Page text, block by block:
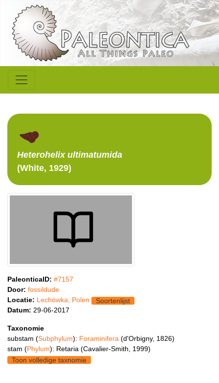
Heterohelixultimatumida
(White, 1929)
PaleonticaID: #7157
Door: fossildude
Locatie: Lechówka, Polen
Soortenlijst
Datum: 29-06-2017
Taxonomie
substam (Subphylum): Foraminifera (d'Orbigny, 1826)
stam (Phylum): Retaria (Cavalier-Smith, 1999)
Toon volledige taxnomie